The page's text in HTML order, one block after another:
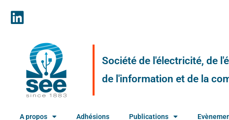
Société de l'électricité, de
de l'information et de la
A propos Adhésions Publications